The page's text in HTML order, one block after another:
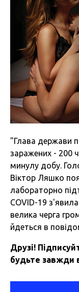
"Глава держави
заражених - 200
минулу добу.
Віктор Ляшко
лабораторно
COVID-19
велика черга
йдеться в
Друзі!
будьте завжди